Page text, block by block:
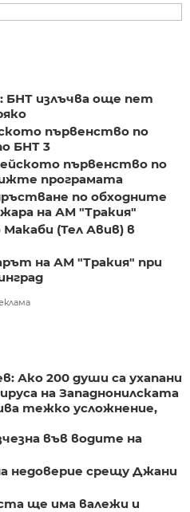
БНТ излъчва още пет
първенство по
БНТ 3
първенство по
програмата
по обходните
на АМ "Тракия"
(Тел Авив) в
на АМ "Тракия" при
Ако 200 души са ухапани
на Западнонилската
тежко усложнение,
във водите на
недоверие срещу Джани
ще има валежи и